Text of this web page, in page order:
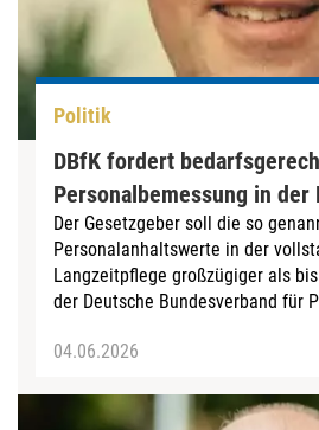
Politik
DBfK fordert
Personalbemessung in der
Der Gesetzgeber soll die so
Personalanhaltswerte in der
Langzeitpflege großzügiger als
der Deutsche Bundesverband für
04.06.2026